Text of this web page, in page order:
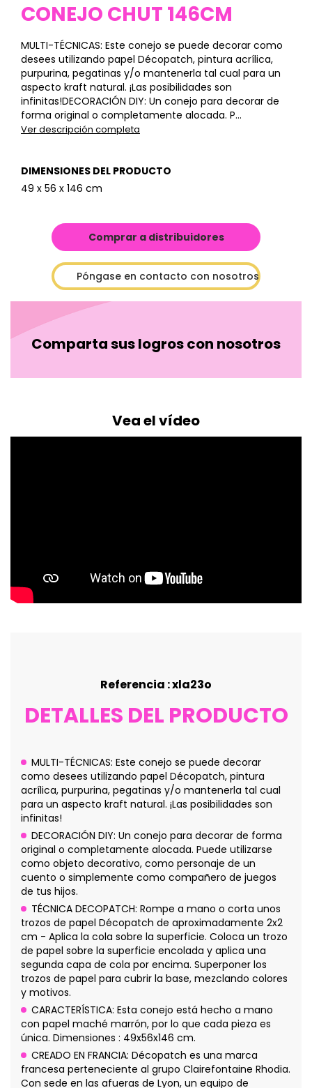
CONEJO CHUT 146CM
MULTI-TÉCNICAS: Este conejo se puede decorar como
desees utilizando papel Décopatch, pintura acrílica,
purpurina, pegatinas y/o mantenerla tal cual para un
aspecto kraft natural. ¡Las posibilidades son
infinitas!DECORACIÓN DIY: Un conejo para decorar de
forma original o completamente alocada. P...
Ver descripción completa
DIMENSIONES DEL PRODUCTO
49 x 56 x 146 cm
Comprar a distribuidores
Póngase en contacto con nosotros
Comparta sus logros con nosotros
Vea el vídeo
Referencia : xla23o
DETALLES DEL PRODUCTO
MULTI-TÉCNICAS: Este conejo se puede decorar
como desees utilizando papel Décopatch, pintura
acrílica, purpurina, pegatinas y/o mantenerla tal cual
para un aspecto kraft natural. ¡Las posibilidades son
infinitas!
DECORACIÓN DIY: Un conejo para decorar de forma
original o completamente alocada. Puede utilizarse
como objeto decorativo, como personaje de un
cuento o simplemente como compañero de juegos
de tus hijos.
TÉCNICA DECOPATCH: Rompe a mano o corta unos
trozos de papel Décopatch de aproximadamente 2x2
cm - Aplica la cola sobre la superficie. Coloca un trozo
de papel sobre la superficie encolada y aplica una
segunda capa de cola por encima. Superponer los
trozos de papel para cubrir la base, mezclando colores
y motivos.
CARACTERÍSTICA: Esta conejo está hecho a mano
con papel maché marrón, por lo que cada pieza es
única. Dimensiones : 49x56x146 cm.
CREADO EN FRANCIA: Décopatch es una marca
francesa perteneciente al grupo Clairefontaine Rhodia.
Con sede en las afueras de Lyon, un equipo de